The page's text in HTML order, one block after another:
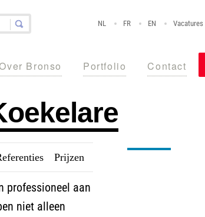
NL FR EN Vacatures
Bronso Portfolio Contact
--- Prijzen
professioneel aan
niet alleen